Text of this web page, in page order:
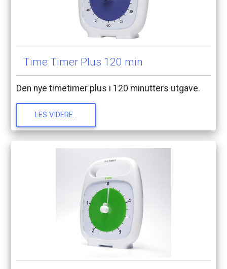
Time Timer Plus 120 min
Den nye timetimer plus i 120 minutters utgave.
LES VIDERE...